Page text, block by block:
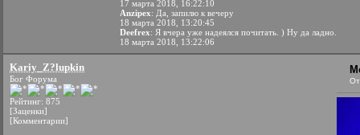
17 марта 2018, 16:22:10
Anzipex: Да, запилю к вечеру
18 марта 2018, 13:20:45
Deefrex: Я вчера уже надеялся почитать. ) Ну да ладно.
18 марта 2018, 13:22:06
Kariy_Z?lupkin
Бог Форума
Рейтинг: 875
[Заценки]
[Комментарии]